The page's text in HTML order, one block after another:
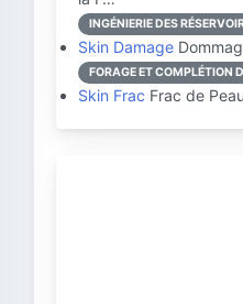
INGÉNIERIE DES
Skin Damage
FORAGE ET COMPLÉTION
Skin Frac Frac de